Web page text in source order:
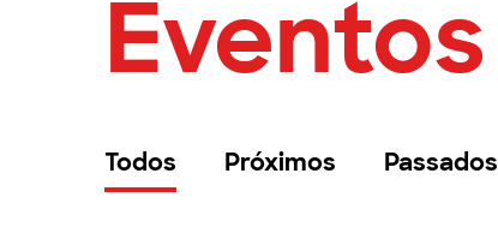
Eventos
Todos Próximos Passados